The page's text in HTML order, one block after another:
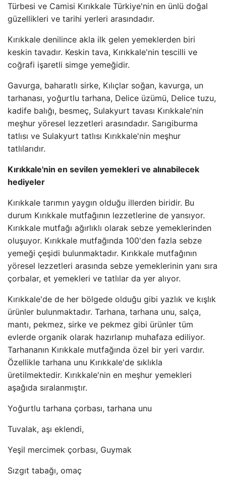
Türbesi ve Camisi Kırıkkale Türkiye'nin en ünlü doğal
güzellikleri ve tarihi yerleri arasındadır.
Kırıkkale denilince akla ilk gelen yemeklerden biri
keskin tavadır. Keskin tava, Kırıkkale'nin tescilli ve
coğrafi işaretli simge yemeğidir.
Gavurga, baharatlı sirke, Kılıçlar soğan, kavurga, un
tarhanası, yoğurtlu tarhana, Delice üzümü, Delice tuzu,
kadife balığı, besmeç, Sulakyurt tavası Kırıkkale'nin
meşhur yöresel lezzetleri arasındadır. Sarıgiburma
tatlısı ve Sulakyurt tatlısı Kırıkkale'nin meşhur
tatlılarıdır.
Kırıkkale'nin en sevilen yemekleri ve alınabilecek
hediyeler
Kırıkkale tarımın yaygın olduğu illerden biridir. Bu
durum Kırıkkale mutfağının lezzetlerine de yansıyor.
Kırıkkale mutfağı ağırlıklı olarak sebze yemeklerinden
oluşuyor. Kırıkkale mutfağında 100'den fazla sebze
yemeği çeşidi bulunmaktadır. Kırıkkale mutfağının
yöresel lezzetleri arasında sebze yemeklerinin yanı sıra
çorbalar, et yemekleri ve tatlılar da yer alıyor.
Kırıkkale'de de her bölgede olduğu gibi yazlık ve kışlık
ürünler bulunmaktadır. Tarhana, tarhana unu, salça,
mantı, pekmez, sirke ve pekmez gibi ürünler tüm
evlerde organik olarak hazırlanıp muhafaza ediliyor.
Tarhananın Kırıkkale mutfağında özel bir yeri vardır.
Özellikle tarhana unu Kırıkkale'de sıklıkla
üretilmektedir. Kırıkkale'nin en meşhur yemekleri
aşağıda sıralanmıştır.
Yoğurtlu tarhana çorbası, tarhana unu
Tuvalak, aşı eklendi,
Yeşil mercimek çorbası, Guymak
Sızgıt tabağı, omaç